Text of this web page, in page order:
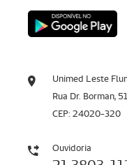
Unimed Leste
Rua Dr. Borman,
CEP: 24020-320
Ouvidoria